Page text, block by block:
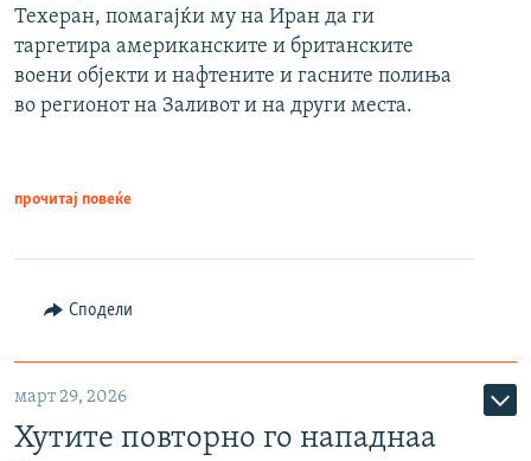
Техеран, помагајќи му на Иран да ги
таргетира американските и британските
воени објекти и нафтените и гасните полиња
во регионот на Заливот и на други места.
прочитај повеќе
Сподели
март 29, 2026
Хутите повторно го нападнаа